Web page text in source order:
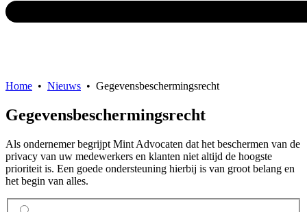
Home • Nieuws • Gegevensbeschermingsrecht
Gegevensbeschermingsrecht
Als ondernemer begrijpt Mint Advocaten dat het beschermen van de
privacy van uw medewerkers en klanten niet altijd de hoogste
prioriteit is. Een goede ondersteuning hierbij is van groot belang en
het begin van alles.